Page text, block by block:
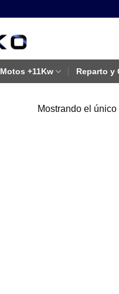
Motos +11Kw Reparto y
Mostrando el